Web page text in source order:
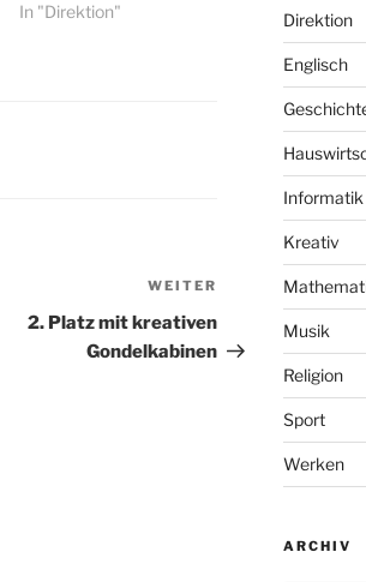
In "Direktion"
Nächster
Beitrag
WEITER
2. Platz mit kreativen
Gondelkabinen
Direktion
Englisch
Informatik
Kreativ
Musik
Religion
Sport
Werken
ARCHIV